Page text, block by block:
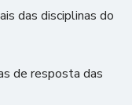
das disciplinas do
de resposta das